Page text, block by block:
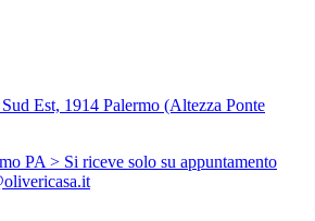
Est, 1914 Palermo (Altezza Ponte
PA > Si riceve solo su appuntamento